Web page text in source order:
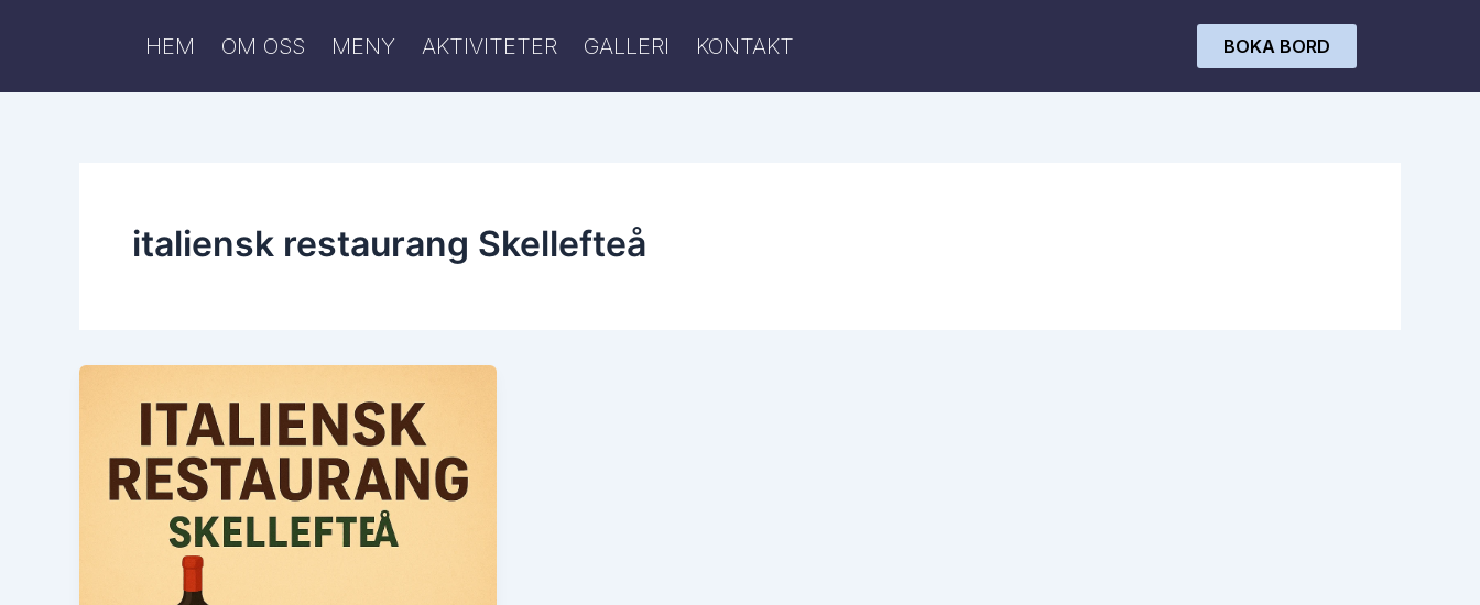
HEM OM OSS MENY AKTIVITETER GALLERI KONTAKT BOKA BORD
italiensk restaurang Skellefteå